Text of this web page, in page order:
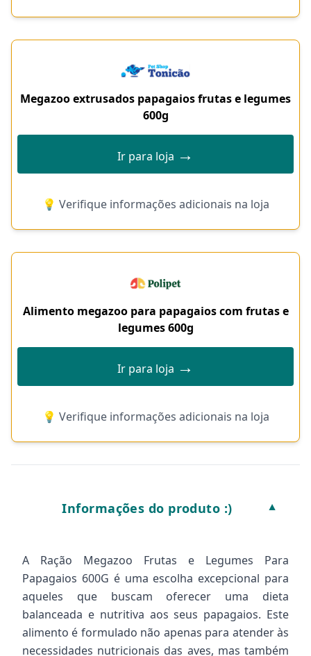
Megazoo extrusados papagaios frutas e legumes
600g
Ir para loja →
💡 Verifique informações adicionais na loja
Alimento megazoo para papagaios com frutas e
legumes 600g
Ir para loja →
💡 Verifique informações adicionais na loja
Informações do produto :) ▼
A Ração Megazoo Frutas e Legumes Para
Papagaios 600G é uma escolha excepcional para
aqueles que buscam oferecer uma dieta
balanceada e nutritiva aos seus papagaios. Este
alimento é formulado não apenas para atender às
necessidades nutricionais das aves, mas também